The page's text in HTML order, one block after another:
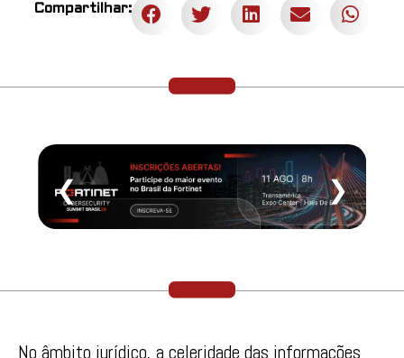
Compartilhar:
❮ ❯
No âmbito jurídico, a celeridade das informações